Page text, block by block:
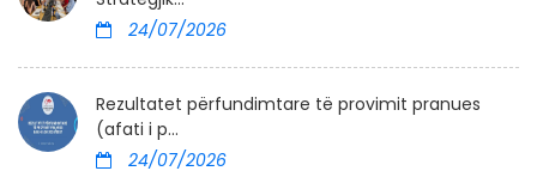
24/07/2026
Rezultatet përfundimtare të provimit pranues
(afati i p...
24/07/2026